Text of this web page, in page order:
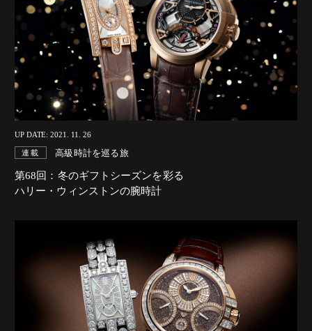
UP DATE: 2021. 11. 26
連載 高級時計を巡る旅
第68回：冬のギフトシーズンを彩る
ハリー・ウィンストンの腕時計